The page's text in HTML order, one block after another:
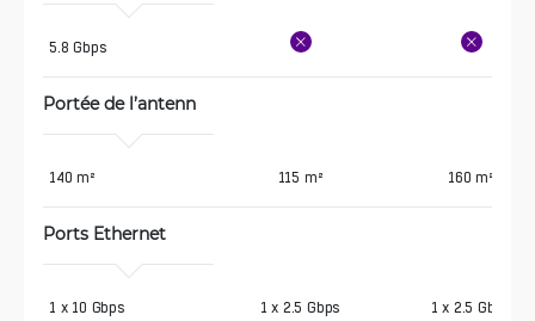
5.8 Gbps
Portée de l’antenn
140 m² 115 m² 160 m²
Ports Ethernet
1 x 10 Gbps 1 x 2.5 Gbps 1 x 2.5 Gbps